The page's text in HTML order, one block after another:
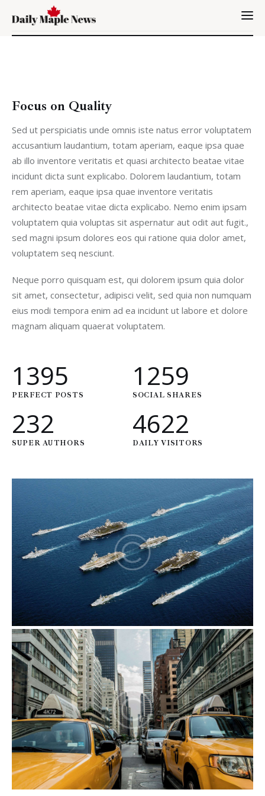
Canada
Jobs
Family
Visit
Study
Analysis
Focus on Quality
Sed ut perspiciatis unde omnis iste natus error voluptatem
accusantium laudantium, totam aperiam, eaque ipsa quae
ab illo inventore veritatis et quasi architecto beatae vitae
incidunt dicta sunt explicabo. Dolorem laudantium, totam
rem aperiam, eaque ipsa quae inventore veritatis
architecto beatae vitae dicta explicabo. Nemo enim ipsam
voluptatem quia voluptas sit aspernatur aut odit aut fugit.,
sed magni ipsum dolores eos qui ratione quia dolor amet,
voluptatem seq nesciunt.
Neque porro quisquam est, qui dolorem ipsum quia dolor
sit amet, consectetur, adipisci velit, sed quia non numquam
eius modi tempora enim ad ea incidunt ut labore et dolore
magnam aliquam quaerat voluptatem.
1395
PERFECT POSTS
1259
SOCIAL SHARES
232
SUPER AUTHORS
4792
DAILY VISITORS